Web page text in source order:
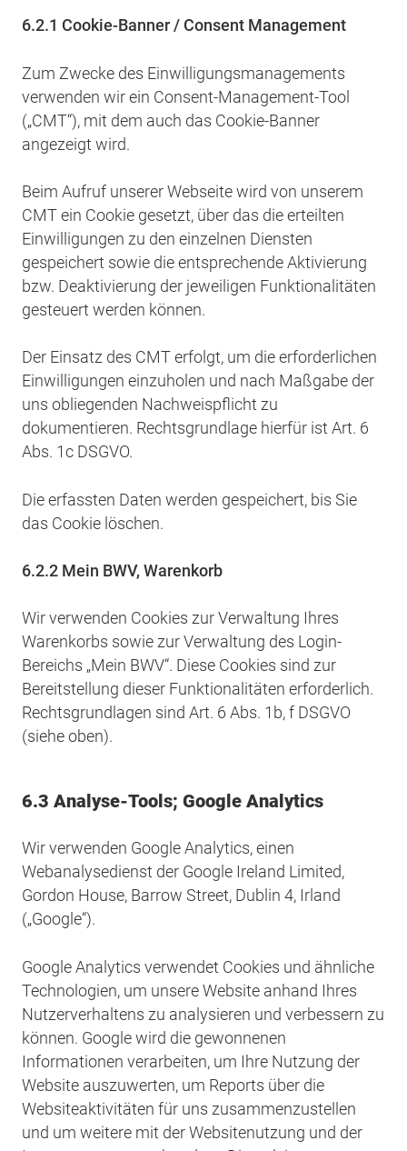
6.2.1 Cookie-Banner / Consent Management
Zum Zwecke des Einwilligungsmanagements
verwenden wir ein Consent-Management-Tool
(„CMT“), mit dem auch das Cookie-Banner
angezeigt wird.
Beim Aufruf unserer Webseite wird von unserem
CMT ein Cookie gesetzt, über das die erteilten
Einwilligungen zu den einzelnen Diensten
gespeichert sowie die entsprechende Aktivierung
bzw. Deaktivierung der jeweiligen Funktionalitäten
gesteuert werden können.
Der Einsatz des CMT erfolgt, um die erforderlichen
Einwilligungen einzuholen und nach Maßgabe der
uns obliegenden Nachweispflicht zu
dokumentieren. Rechtsgrundlage hierfür ist Art. 6
Abs. 1c DSGVO.
Die erfassten Daten werden gespeichert, bis Sie
das Cookie löschen.
6.2.2 Mein BWV, Warenkorb
Wir verwenden Cookies zur Verwaltung Ihres
Warenkorbs sowie zur Verwaltung des Login-
Bereichs „Mein BWV“. Diese Cookies sind zur
Bereitstellung dieser Funktionalitäten erforderlich.
Rechtsgrundlagen sind Art. 6 Abs. 1b, f DSGVO
(siehe oben).
6.3 Analyse-Tools; Google Analytics
Wir verwenden Google Analytics, einen
Webanalysedienst der Google Ireland Limited,
Gordon House, Barrow Street, Dublin 4, Irland
(„Google“).
Google Analytics verwendet Cookies und ähnliche
Technologien, um unsere Website anhand Ihres
Nutzerverhaltens zu analysieren und verbessern zu
können. Google wird die gewonnenen
Informationen verarbeiten, um Ihre Nutzung der
Website auszuwerten, um Reports über die
Websiteaktivitäten für uns zusammenzustellen
und um weitere mit der Websitenutzung und der